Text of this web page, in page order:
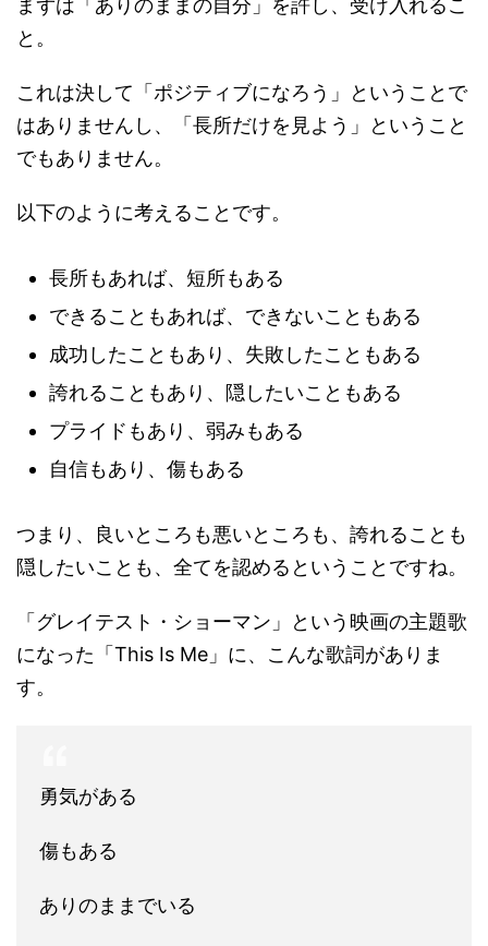
まずは「ありのままの自分」を許し、受け入れるこ
と。
これは決して「ポジティブになろう」ということで
はありませんし、「長所だけを見よう」ということ
でもありません。
以下のように考えることです。
長所もあれば、短所もある
できることもあれば、できないこともある
成功したこともあり、失敗したこともある
誇れることもあり、隠したいこともある
プライドもあり、弱みもある
自信もあり、傷もある
つまり、良いところも悪いところも、誇れることも
隠したいことも、全てを認めるということですね。
「グレイテスト・ショーマン」という映画の主題歌
になった「This Is Me」に、こんな歌詞がありま
す。
勇気がある
傷もある
ありのままでいる